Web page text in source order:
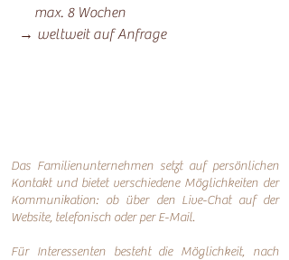
max. 8 Wochen
→ weltweit auf Anfrage
Das Familienunternehmen setzt auf persönlichen
Kontakt und bietet verschiedene Möglichkeiten der
Kommunikation: ob über den Live-Chat auf der
Website, telefonisch oder perE-Mail.
Für Interessenten besteht die Möglichkeit, nach